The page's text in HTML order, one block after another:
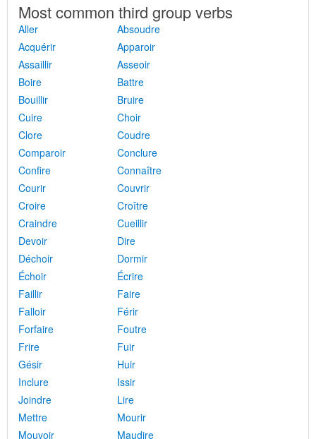
Most common third group verbs
Aller
Absoudre
Acquérir
Apparoir
Assaillir
Asseoir
Boire
Battre
Bouillir
Bruire
Cuire
Choir
Clore
Coudre
Comparoir
Conclure
Confire
Connaître
Courir
Couvrir
Croire
Croître
Craindre
Cueillir
Devoir
Dire
Déchoir
Dormir
Échoir
Écrire
Faillir
Faire
Falloir
Férir
Forfaire
Foutre
Frire
Fuir
Gésir
Huir
Inclure
Issir
Joindre
Lire
Mettre
Mourir
Mouvoir
Maudire